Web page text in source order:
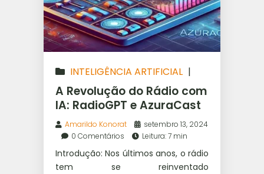
INTELIGÊNCIA ARTIFICIAL |
WEB RÁDIO
A Revolução do Rádio com
IA: RadioGPT e AzuraCast
Amarildo Konorat
setembro 13, 2024
0 Comentários
Leitura: 7 min
Introdução: Nos últimos anos, o rádio
tem se reinventado